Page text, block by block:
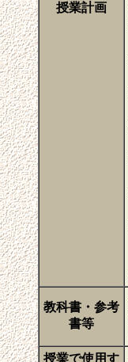
授業計画
教科書・参考
書等
授業で使用す